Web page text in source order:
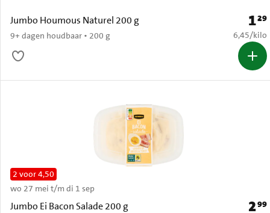
Jumbo Houmous Naturel 200 g
9+ dagen houdbaar • 200 g
129
€ 6,45
6,45/kilo
Jumbo Ei Bacon Salade 200 g
2 voor 4,50
wo 27 mei t/m di 1 sep
299